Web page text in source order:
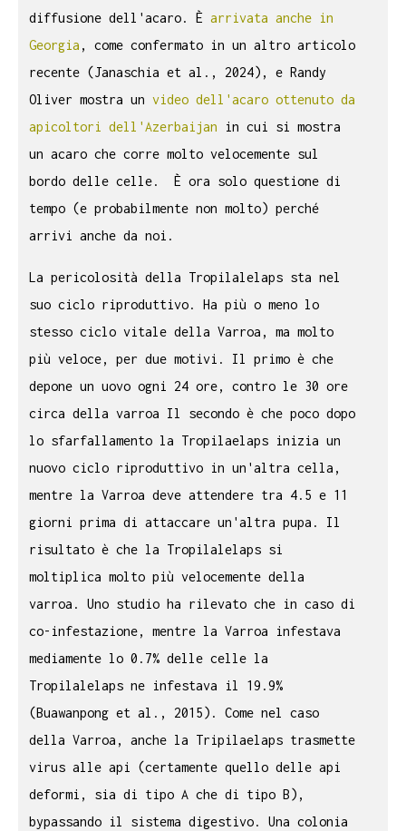
diffusione dell'acaro. È arrivata anche in
Georgia , come confermato in un altro articolo
recente (Janaschia et al., 2024), e Randy
Oliver mostra un video dell'acaro ottenuto da
apicoltori dell'Azerbaijan in cui si mostra
un acaro che corre molto velocemente sul
bordo delle celle. È ora solo questione di
tempo (e probabilmente non molto) perché
arrivi anche da noi.
La pericolosità della Tropilalelaps sta nel
suo ciclo riproduttivo. Ha più o meno lo
stesso ciclo vitale della Varroa, ma molto
più veloce, per due motivi. Il primo è che
depone un uovo ogni 24 ore, contro le 30 ore
circa della varroa Il secondo è che poco dopo
lo sfarfallamento la Tropilaelaps inizia un
nuovo ciclo riproduttivo in un'altra cella,
mentre la Varroa deve attendere tra 4.5 e 11
giorni prima di attaccare un'altra pupa. Il
risultato è che la Tropilalelaps si
moltiplica molto più velocemente della
varroa. Uno studio ha rilevato che in caso di
co-infestazione, mentre la Varroa infestava
mediamente lo 0.7% delle celle la
Tropilalelaps ne infestava il 19.9%
(Buawanpong et al., 2015). Come nel caso
della Varroa, anche la Tripilaelaps trasmette
virus alle api (certamente quello delle api
deformi, sia di tipo A che di tipo B),
bypassando il sistema digestivo. Una colonia